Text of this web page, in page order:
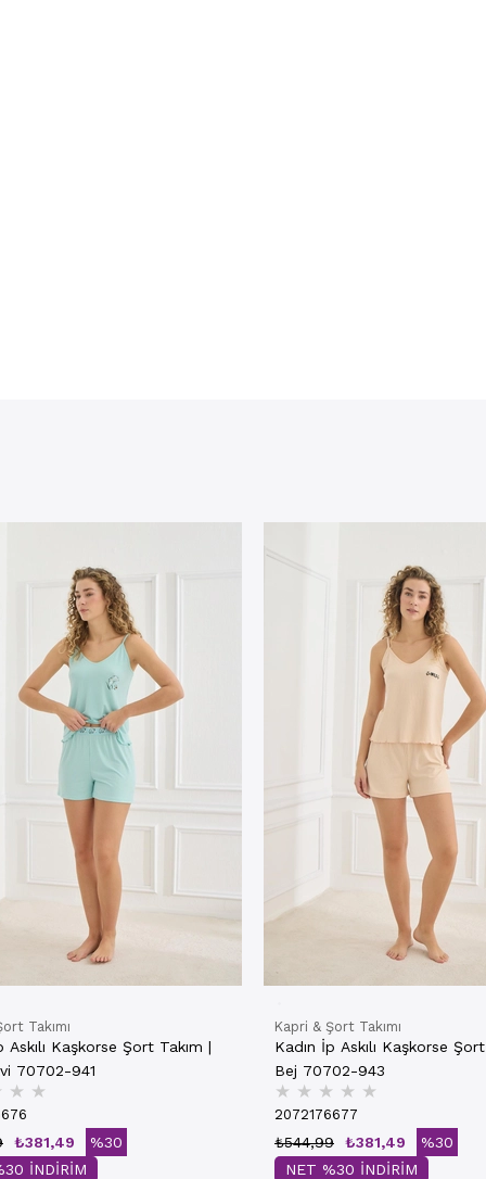
Takımı
Askılı Kaşkorse Şort Takım |
70702-941
★ ★
₺381,49
%30
İNDİRİM
Kapri & Şort Takımı
Kadın İp Askılı Kaşkorse
Bej 70702-943
★ ★ ★ ★ ★
2072176677
₺381,49
₺544,99
%30
NET %30 İNDİRİM